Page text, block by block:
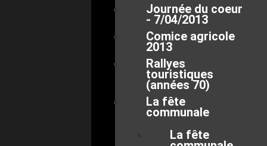
Journée du coeur
- 7/04/2013
Comice agricole
2013
Rallyes
touristiques
(années 70)
La fête
communale
La fête